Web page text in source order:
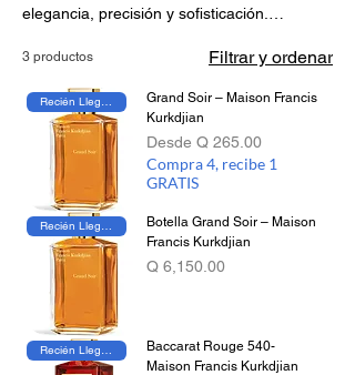
elegancia, precisión y sofisticación.
Kurkdjian, la marca combina creatividad y
equilibradas, luminosas y altamente
refinadas. Sus fragancias destacan por su
calidad excepcional y su capacidad de
convertirse en verdaderos íconos
contemporáneos.
3 productos Filtrar y ordenar
Recién Llegado
Grand Soir – Maison Francis
Kurkdjian
Desde Q 265.00
Precio de oferta
Compra 4, recibe 1
GRATIS
Recién Llegado
Botella Grand Soir – Maison
Francis Kurkdjian
Precio
Q 6,150.00
Recién Llegado
Baccarat Rouge 540-
Maison Francis Kurkdjian